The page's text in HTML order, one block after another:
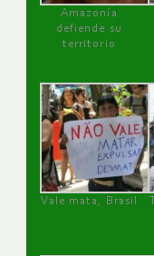
Amazonía
defiende su
territorio
Vale mata, Brasil